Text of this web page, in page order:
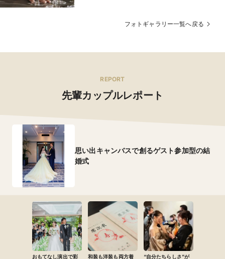
フォトギャラリー一覧へ戻る
REPORT
先輩カップルレポート
思い出キャンバスで創るゲスト参加型の結
婚式
おもてなし演出で彩 和装も洋装も両方着 “自分たちらしさ”が